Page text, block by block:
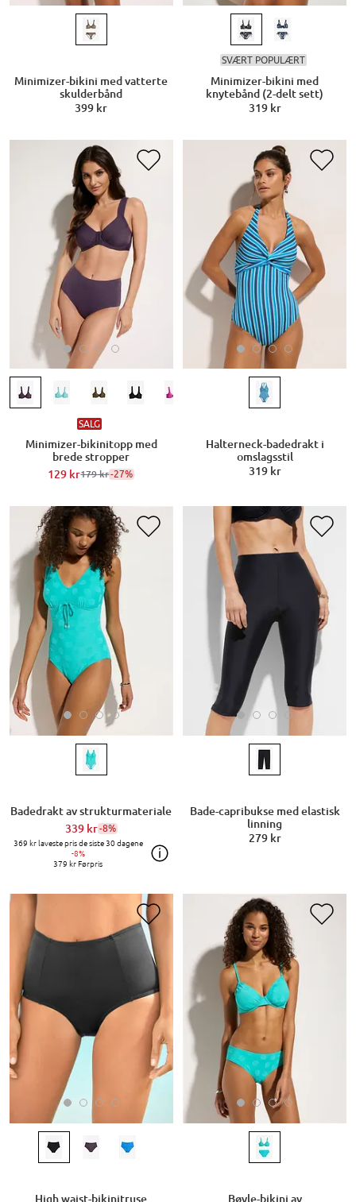
Minimizer-bikini med vatterte
skulderbånd
399 kr
SVÆRT POPULÆRT
Minimizer-bikini med
knytebånd (2-delt sett)
319 kr
SALG
Minimizer-bikinitopp med
brede stropper
129 kr179 kr-27%
Halterneck-badedrakt i
omslagsstil
319 kr
Badedrakt av strukturmateriale
339 kr-8%
369 krlaveste pris de siste 30 dagene
-8%
379 krFørpris
Bade-capribukse med elastisk
linning
279 kr
High waist-bikinitruse Bøyle-bikini av